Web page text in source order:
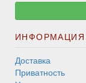
ИНФОРМАЦИЯ
Доставка
Приватность